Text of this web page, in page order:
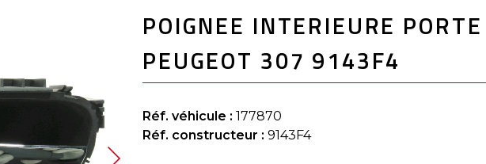
POIGNEE INTERIEURE
PEUGEOT 307 9143F4
Réf. véhicule : 177870
Réf. constructeur : 9143F4